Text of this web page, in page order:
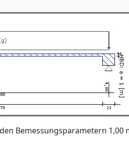
Bemessungsparametern 1,00